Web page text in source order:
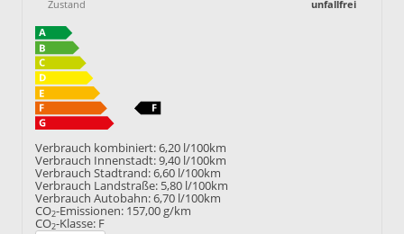
Zustand
unfallfrei
Verbrauch kombiniert:6,20 l/100km
Verbrauch Innenstadt:9,40 l/100km
Verbrauch Stadtrand:6,60 l/100km
Verbrauch Landstraße: 5,80 l/100km
Verbrauch Autobahn:6,70 l/100km
CO2-Emissionen: 157,00 g/km
CO2-Klasse: F